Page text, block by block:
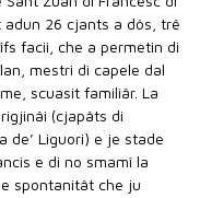
adun 26 cjants a dôs, trê
facii, che a permetin di
mestri di capele dal
scuasit familiâr. La
(cjapâts di
de’ Liguori) e je stade
e di no smamî la
spontanitât che ju